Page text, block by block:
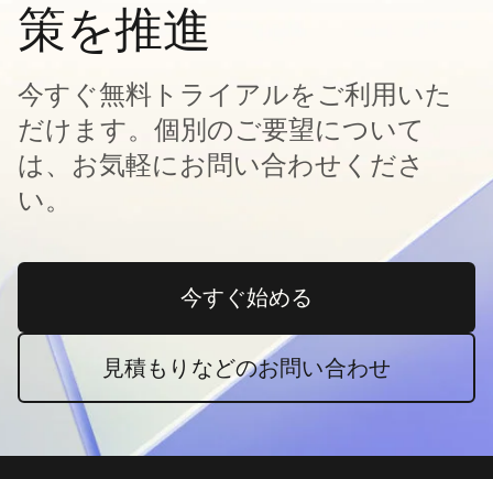
策を推進
今すぐ無料トライアルをご利用いた
だけます。個別のご要望について
は、お気軽にお問い合わせくださ
い。
今すぐ始める新しいタブで開く
見積もりなどのお問い合わせ